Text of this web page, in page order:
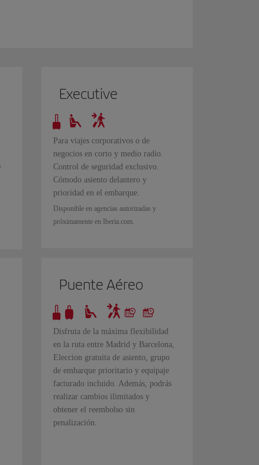
Executive
Para viajes corporativos o de
negocios en corto y medio radio.
Control de seguridad exclusivo.
Cómodo asiento delantero y
prioridad en el embarque.
Disponible en agencias autorizadas y
próximamente en Iberia.com.
Puente Aéreo
Disfruta de la máxima flexibilidad
en la ruta entre Madrid y Barcelona,
Eleccion gratuita de asiento, grupo
de embarque prioritario y equipaje
facturado incluido. Además, podrás
realizar cambios ilimitados y
obtener el reembolso sin
penalización.